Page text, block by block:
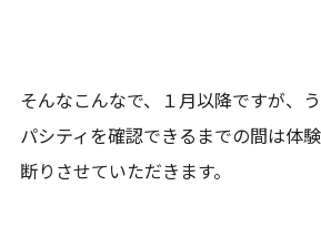
そんなこんなで、１月以降ですが、
パシティを確認できるまでの間は体
断りさせていただきます。